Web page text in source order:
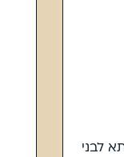
לבני